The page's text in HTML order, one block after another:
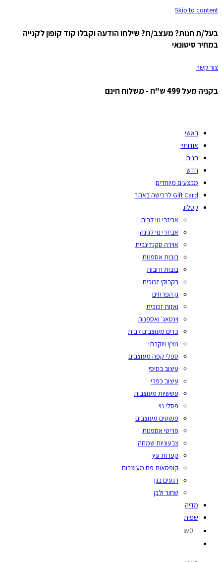
Skip to content
בעל/ת חנות? מעצב/ת? שילחו הודעה וקבלו קוד קופון לקנייה
במחיר סיטונאי
צור קשר
בקניה מעל 499 ש"ח - משלוח חינם
ראשי
אודותיי
חנות
חדש
מבצעים מיוחדים
Gift Card לרכישה באתר
קטלוג
אביזרי נוי לבית
אביזרי נוי לגינה
אוירה סקנדינבית
בובות אספנות
בובות ודובות
בקבוקי זכוכית
גן הפרחים
ואזות זכוכית
וינטאג' ואספנות
כדים מעוצבים לבית
נוצץ ויוקרתי
ספלי קפה מעוצבים
עיצוב בסיסי
עיצוב כפרי
עששיות מעוצבות
פסלי נוי
פמוטים מעוצבים
פריטי אספנות
צבעוניות שמחה
קערות עץ
קופסאות פח מעוצבות
רגעים בגן
שחור ולבן
מדיה
שפות
₪0